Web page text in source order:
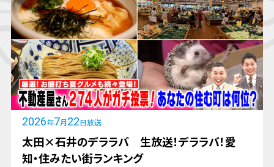
2026年7月 22 日放送
太田×石井のデララバ 生放送！デララバ！愛
知・住みたい街ランキング